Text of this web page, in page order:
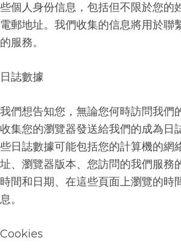
些個人身份信息，包括但不限於您的
電郵地址。我們收集的信息將用於聯
的服務。
日誌數據
我們想告知您，無論您何時訪問我們
收集您的瀏覽器發送給我們的成為日
些日誌數據可能包括您的計算機的網
址、瀏覽器版本、您訪問的我們服務
時間和日期、在這些頁面上瀏覽的時
息。
Cookies